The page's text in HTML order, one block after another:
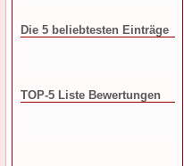
Die 5 beliebtesten Einträge
TOP-5 Liste Bewertungen